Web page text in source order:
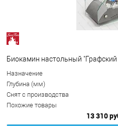
Биокамин настольный "Графский
Назначение
Глубина (мм)
Снят с производства
Похожие товары
13 310